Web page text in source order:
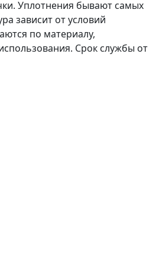
Уплотнения бывают самых
зависит от условий
по материалу,
Срок службы от